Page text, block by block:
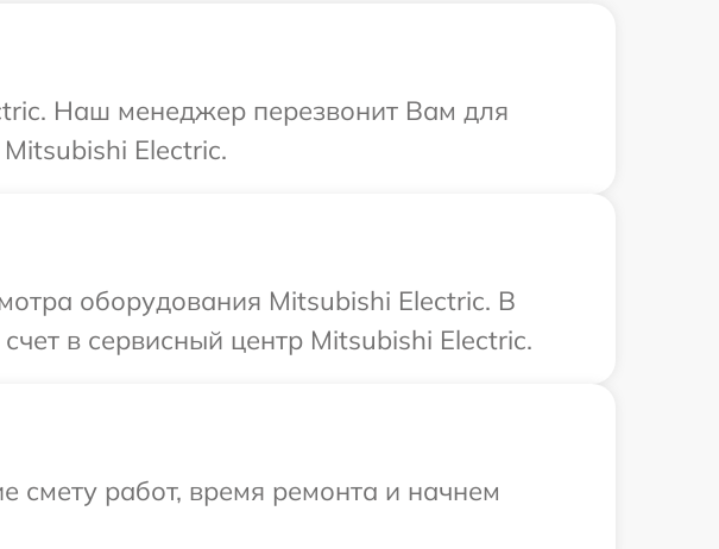
Наш менеджер перезвонит Вам для
Electric.
оборудования Mitsubishi Electric. В
в сервисный центр Mitsubishi Electric.
смету работ, время ремонта и начнем